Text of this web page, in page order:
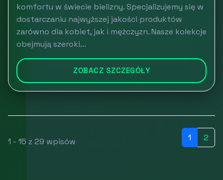
komfortu w świecie bielizny. Specjalizujemy się w
dostarczaniu najwyższej jakości produktów
zarówno dla kobiet, jak i mężczyzn. Nasze kolekcje
obejmują szeroki...
ZOBACZ SZCZEGÓŁY
1 - 15 z 29 wpisów 1 2